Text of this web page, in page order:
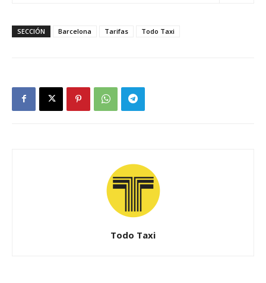
SECCIÓN Barcelona Tarifas Todo Taxi
Todo Taxi